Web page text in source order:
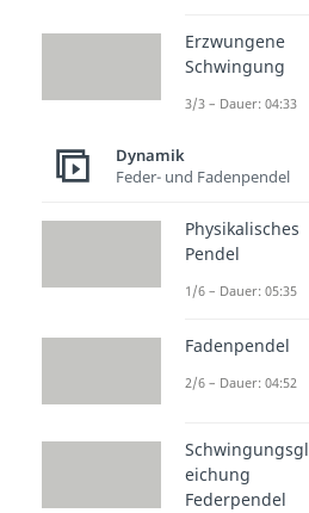
Erzwungene
Schwingung
3/3 – Dauer: 04:33
Dynamik
Feder- und Fadenpendel
Physikalisches
Pendel
1/6 – Dauer: 05:35
Fadenpendel
2/6 – Dauer: 04:52
Schwingungsgl
eichung
Federpendel